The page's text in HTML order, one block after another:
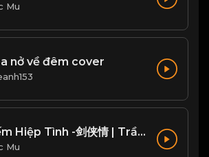
Mu
nở về đêm cover
Kiếm Hiệp Tình -剑侠情 | Trần Phi Bình
Mu